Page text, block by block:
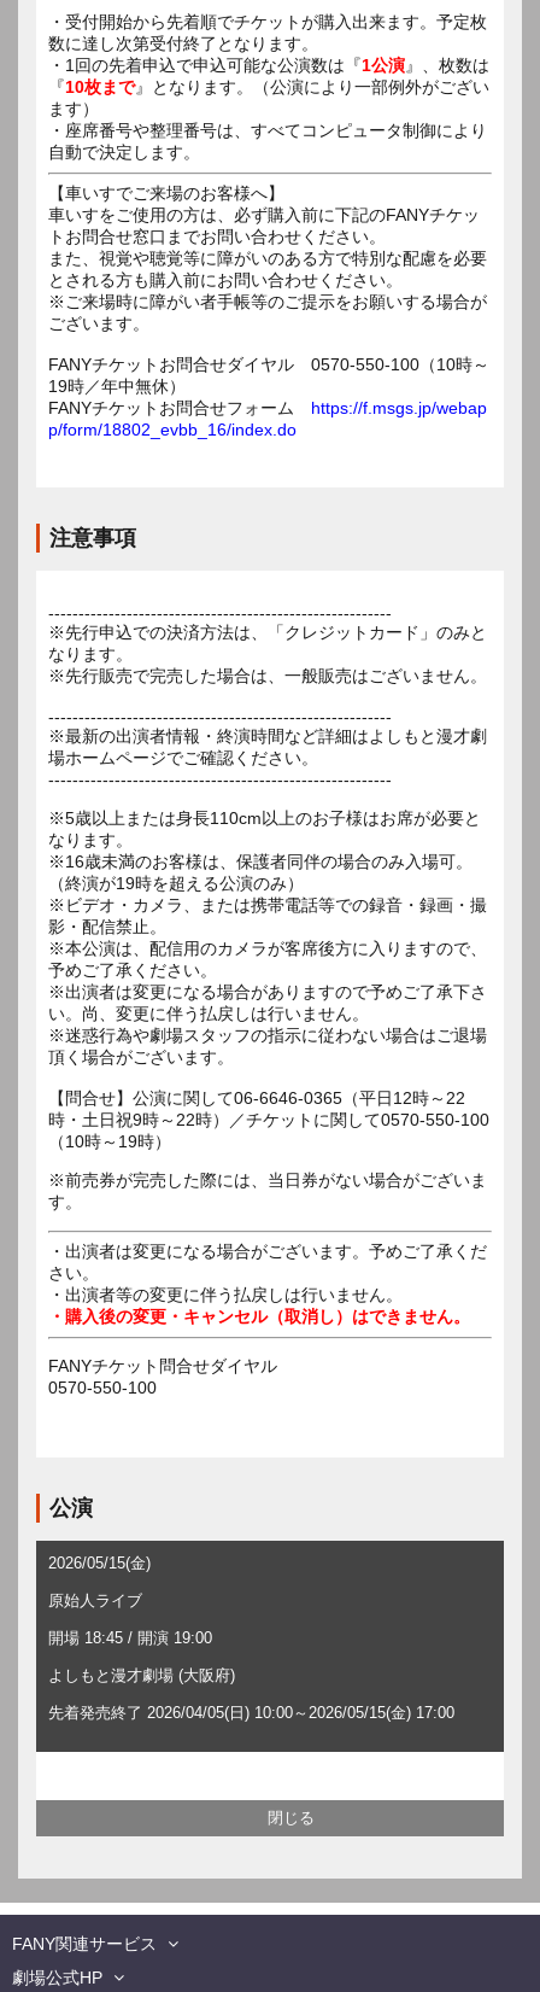
・受付開始から先着順でチケットが購入出来ます。予定枚
数に達し次第受付終了となります。
・1回の先着申込で申込可能な公演数は『1公演』、枚数は
『10枚まで』となります。（公演により一部例外がござい
ます）
・座席番号や整理番号は、すべてコンピュータ制御により
自動で決定します。
【車いすでご来場のお客様へ】
車いすをご使用の方は、必ず購入前に下記のFANYチケッ
トお問合せ窓口までお問い合わせください。
また、視覚や聴覚等に障がいのある方で特別な配慮を必要
とされる方も購入前にお問い合わせください。
※ご来場時に障がい者手帳等のご提示をお願いする場合が
ございます。
FANYチケットお問合せダイヤル 0570-550-100（10時～
19時／年中無休）
FANYチケットお問合せフォーム https://f.msgs.jp/webap
p/form/18802_evbb_16/index.do
注意事項
---------------------------------------------------------
※先行申込での決済方法は、「クレジットカード」のみと
なります。
※先行販売で完売した場合は、一般販売はございません。
---------------------------------------------------------
※最新の出演者情報・終演時間など詳細はよしもと漫才劇
場ホームページでご確認ください。
---------------------------------------------------------
※5歳以上または身長110cm以上のお子様はお席が必要と
なります。
※16歳未満のお客様は、保護者同伴の場合のみ入場可。
（終演が19時を超える公演のみ）
※ビデオ・カメラ、または携帯電話等での録音・録画・撮
影・配信禁止。
※本公演は、配信用のカメラが客席後方に入りますので、
予めご了承ください。
※出演者は変更になる場合がありますので予めご了承下さ
い。尚、変更に伴う払戻しは行いません。
※迷惑行為や劇場スタッフの指示に従わない場合はご退場
頂く場合がございます。
【問合せ】公演に関して06-6646-0365（平日12時～22
時・土日祝9時～22時）／チケットに関して0570-550-100
※前売券が完売した際には、当日券がない場合がございま
す。
・出演者は変更になる場合がございます。予めご了承くだ
さい。
・出演者等の変更に伴う払戻しは行いません。
・購入後の変更・キャンセル（取消し）はできません。
FANYチケット問合せダイヤル
0570-550-100
公演
2026/05/15(金)
原始人ライブ
開場 18:45 / 開演 19:00
よしもと漫才劇場 (大阪府)
先着発売終了 2026/04/05(日) 10:00～2026/05/15(金) 17:00
FANY関連サービス
劇場公式HP